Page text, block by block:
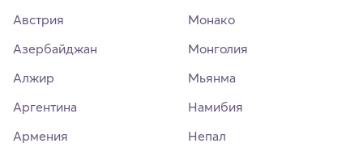
Австрия
Азербайджан
Алжир
Аргентина
Армения
Монако
Монголия
Мьянма
Намибия
Непал